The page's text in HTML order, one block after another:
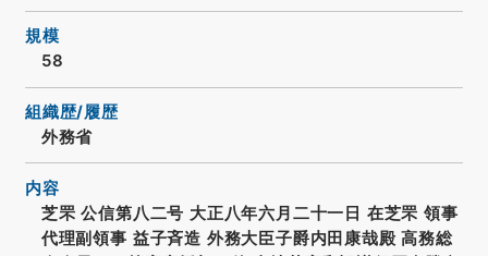
規模
58
組織歴/履歴
外務省
内容
芝罘 公信第八二号 大正八年六月二十一日 在芝罘 領事
代理副領事 益子斉造 外務大臣子爵内田康哉殿 高務総